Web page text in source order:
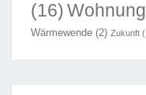
(16)
Wärmewende (2) Zukunft